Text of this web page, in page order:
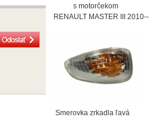
s motorčekom
RENAULT MASTER III 2010--
Smerovka zrkadla ľavá